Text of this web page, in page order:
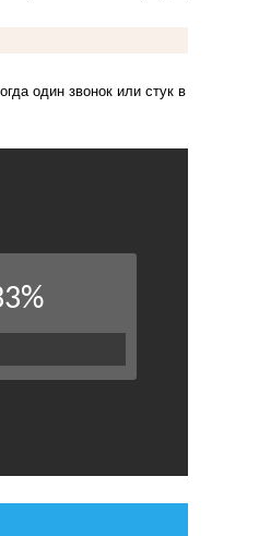
один звонок или стук в